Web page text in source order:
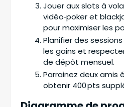
Jouer aux slots à
vidéo‑poker et
pour maximiser les
Planifier des
les gains et
de dépôt mensuel.
Parrainez deux amis
obtenir 400 pts